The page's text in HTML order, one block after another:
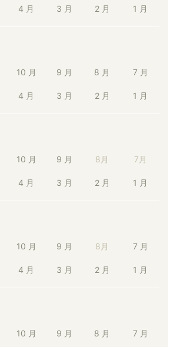
4 月 3 月 2 月 1 月
10 月 9 月 8 月 7 月
4 月 3 月 2 月 1 月
10 月 9 月 8月 7月
4 月 3 月 2 月 1 月
10 月 9 月 8月 7 月
4 月 3 月 2 月 1 月
10 月 9 月 8 月 7 月